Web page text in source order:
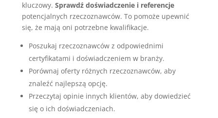
kluczowy. Sprawdź doświadczenie i referencje
potencjalnych rzeczoznawców. To pomoże upewnić
się, że mają oni potrzebne kwalifikacje.
Poszukaj rzeczoznawców z odpowiednimi
certyfikatami i doświadczeniem w branży.
Porównaj oferty różnych rzeczoznawców, aby
znaleźć najlepszą opcję.
Przeczytaj opinie innych klientów, aby dowiedzieć
się o ich doświadczeniach.